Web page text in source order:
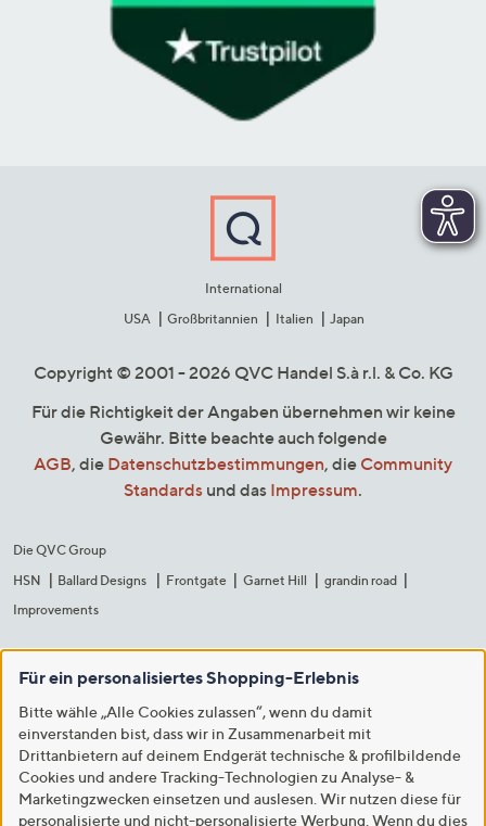
International
USA
Großbritannien Italien Japan
Copyright © 2001 - 2026 QVC Handel S.à r.l. & Co. KG
Für die Richtigkeit der Angaben übernehmen wir keine
Gewähr. Bitte beachte auch folgende
AGB, die Datenschutzbestimmungen, die Community
Standards und das Impressum.
Die QVC Group
HSN
Ballard Designs Frontgate Garnet Hill
grandin road
Improvements
Für ein personalisiertes Shopping-Erlebnis
Bitte wähle „Alle Cookies zulassen“, wenn du damit
einverstanden bist, dass wir in Zusammenarbeit mit
Drittanbietern auf deinem Endgerät technische & profilbildende
Cookies und andere Tracking-Technologien zu Analyse- &
Marketingzwecken einsetzen und auslesen. Wir nutzen diese für
personalisierte und nicht-personalisierte Werbung. Wenn du dies